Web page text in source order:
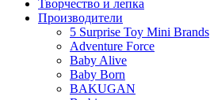
Творчество и лепка
Производители
5 Surprise Toy Mini Brands
Adventure Force
Baby Alive
Baby Born
BAKUGAN